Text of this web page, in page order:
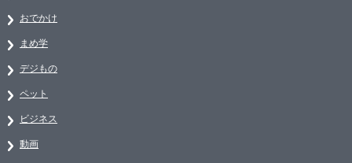
おでかけ
まめ学
デジもの
ペット
ビジネス
動画